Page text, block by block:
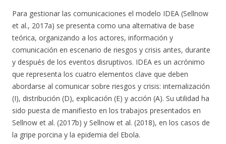
Para gestionar las comunicaciones el modelo IDEA (Sellnow
et al., 2017a) se presenta como una alternativa de base
teórica, organizando a los actores, información y
comunicación en escenario de riesgos y crisis antes, durante
y después de los eventos disruptivos. IDEA es un acrónimo
que representa los cuatro elementos clave que deben
abordarse al comunicar sobre riesgos y crisis: internalización
(I), distribución (D), explicación (E) y acción (A). Su utilidad ha
sido puesta de manifiesto en los trabajos presentados en
Sellnow et al. (2017b) y Sellnow et al. (2018), en los casos de
la gripe porcina y la epidemia del Ebola.